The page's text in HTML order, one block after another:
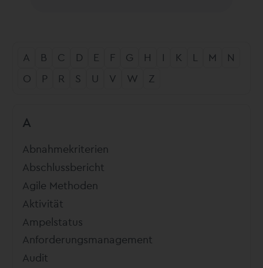
A B C D E F G H I K L M
N
O
P R S U V W Z
A
Abnahmekriterien
Abschlussbericht
Agile Methoden
Aktivität
Ampelstatus
Anforderungsmanagement
Audit